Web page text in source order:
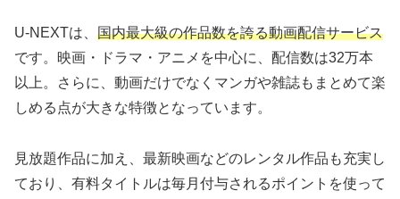
U-NEXTは、 国内最大級の作品数を誇る動画配信サービス
です。映画・ドラマ・アニメを中心に、配信数は32万本
以上。さらに、動画だけでなくマンガや雑誌もまとめて楽
しめる点が大きな特徴となっています。
見放題作品に加え、最新映画などのレンタル作品も充実し
ており、有料タイトルは毎月付与されるポイントを使って